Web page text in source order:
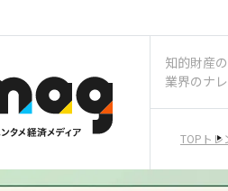
知的財産
業界のナ
TOP トレ